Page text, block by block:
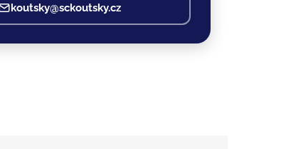
koutsky@sckoutsky.cz